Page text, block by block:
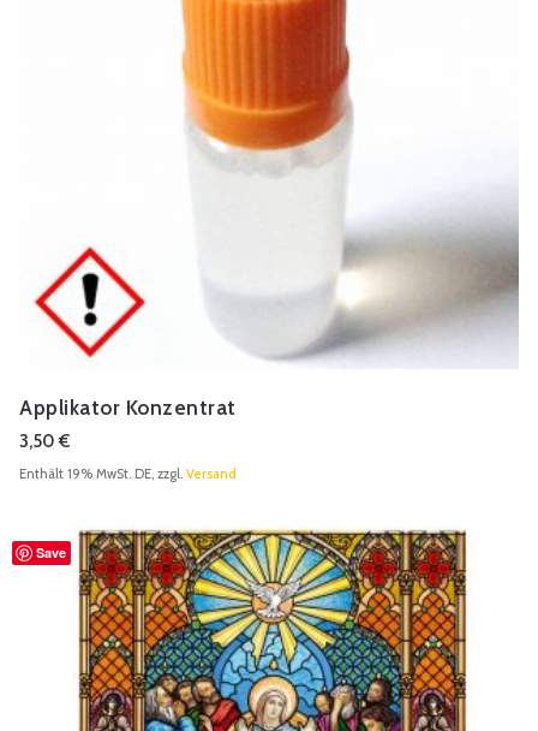
Applikator Konzentrat
3,50€
Enthält 19% MwSt. DE, zzgl. Versand
Save